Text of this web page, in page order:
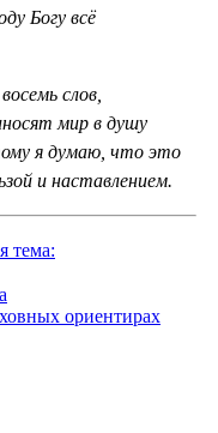
Богу всё
слов,
мир в душу
я думаю, что это
и наставлением.
тема:
ориентирах